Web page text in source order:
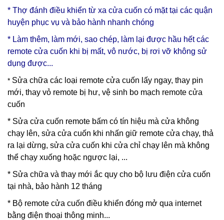
* Thợ đánh điều khiển từ xa cửa cuốn có mặt tại các quận
huyện phục vụ và bảo hành nhanh chóng
* Làm thêm, làm mới, sao chép, làm lại được hầu hết các
remote cửa cuốn khi bị mất, vô nước, bị rơi vỡ không sử
dụng được...
* Sửa chữa các loại remote cửa cuốn lấy ngay, thay pin
mới, thay vỏ remote bị hư, vệ sinh bo mạch remote cửa
cuốn
* Sửa cửa cuốn remote bấm có tín hiệu mà cửa không
chạy lên, sửa cửa cuốn khi nhấn giữ remote cửa chạy, thả
ra lại dừng, sửa cửa cuốn khi cửa chỉ chạy lên mà không
thể chạy xuống hoặc ngược lại, ...
* Sửa chữa và thay mới ắc quy cho bộ lưu điện cửa cuốn
tại nhà, bảo hành 12 tháng
* Bộ remote cửa cuốn điều khiển đóng mở qua internet
bằng điện thoại thông minh...